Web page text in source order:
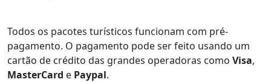
Todos os pacotes turísticos funcionam com pré-
pagamento. O pagamento pode ser feito usando um
cartão de crédito das grandes operadoras como Visa,
MasterCard e Paypal.